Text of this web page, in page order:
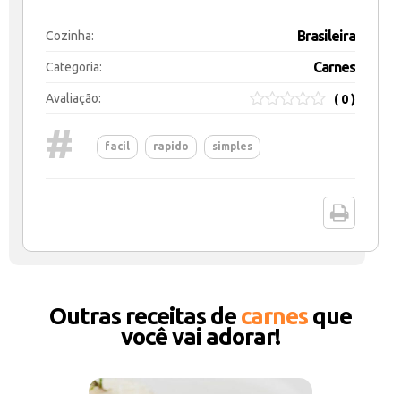
Cozinha: Brasileira
Categoria: Carnes
Avaliação: ( 0 )
# facil rapido simples
Outras receitas de carnes que
você vai adorar!